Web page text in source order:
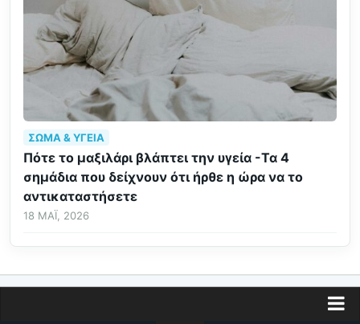
ΣΏΜΑ & ΥΓΕΊΑ
Πότε το μαξιλάρι βλάπτει την υγεία -Τα 4
σημάδια που δείχνουν ότι ήρθε η ώρα να το
αντικαταστήσετε
18 ΜΆΙ, 2026